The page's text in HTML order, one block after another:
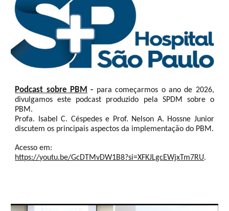
Podcast sobre PBM - para começarmos o ano de 2026,
divulgamos este podcast produzido pela SPDM sobre o
PBM.
Profa. Isabel C. Céspedes e Prof. Nelson A. Hossne Junior
discutem os principais aspectos da implementação do PBM.
Acesso em:
https://youtu.be/GcDTMvDW1B8?si=XFKJLgcEWjxTm7RU.